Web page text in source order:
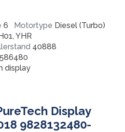
6 Motortype Diesel (Turbo)
YHR
40888
display
Display
9828132480-